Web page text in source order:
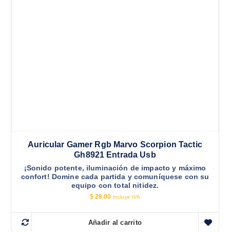
Auricular Gamer Rgb Marvo Scorpion Tactic
Gh8921 Entrada Usb
¡Sonido potente, iluminación de impacto y máximo
confort! Domine cada partida y comuníquese con su
equipo con total nitidez.
$28.00 Incluye IVA
Añadir al carrito